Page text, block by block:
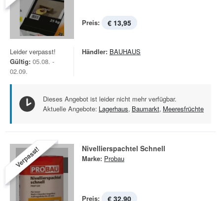
Preis: € 13,95
Leider verpasst!
Gültig: 05.08. -
02.09.
Händler: BAUHAUS
Dieses Angebot ist leider nicht mehr verfügbar.
Aktuelle Angebote: Lagerhaus, Baumarkt, Meeresfrüchte
Verpasst! Nivellierspachtel Schnell
Marke: Probau
Preis: € 32,90